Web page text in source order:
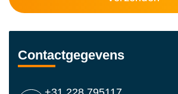
Contactgegevens